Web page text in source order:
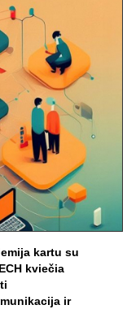
kartu su
kviečia
ir